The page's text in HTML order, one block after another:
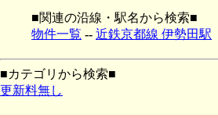
■関連の沿線・駅名から検索■
物件一覧 -- 近鉄京都線 伊勢田駅
■カテゴリから検索■
更新料無し